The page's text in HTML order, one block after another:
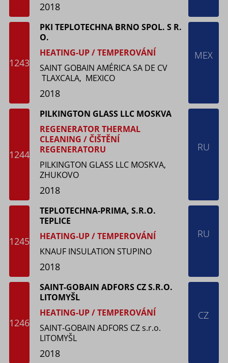
2018
1243
PKI TEPLOTECHNA BRNO SPOL. S R.
O.
HEATING-UP / TEMPEROVÁNÍ
SAINT GOBAIN AMÉRICA SA DE CV
TLAXCALA, MEXICO
2018
MEX
1244
PILKINGTON GLASS LLC MOSKVA
REGENERATOR THERMAL
CLEANING / ČIŠTĚNÍ
REGENERATORU
PILKINGTON GLASS LLC MOSKVA,
ZHUKOVO
2018
RU
1245
TEPLOTECHNA-PRIMA, S.R.O.
TEPLICE
HEATING-UP / TEMPEROVÁNÍ
KNAUF INSULATION STUPINO
2018
RU
1246
SAINT-GOBAIN ADFORS CZ S.R.O.
LITOMYŠL
HEATING-UP / TEMPEROVÁNÍ
SAINT-GOBAIN ADFORS CZ s.r.o.
LITOMYŠL
2018
CZ